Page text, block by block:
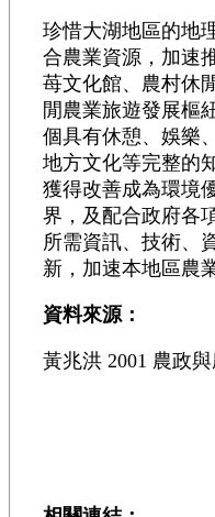
珍惜大湖地區的地
合農業資源，加速
苺文化館、農村休
閒農業旅遊發展樞
個具有休憩、娛樂
地方文化等完整的
獲得改善成為環境
界，及配合政府各
所需資訊、技術、
新，加速本地區農
資料來源：
黃兆洪 2001 農政